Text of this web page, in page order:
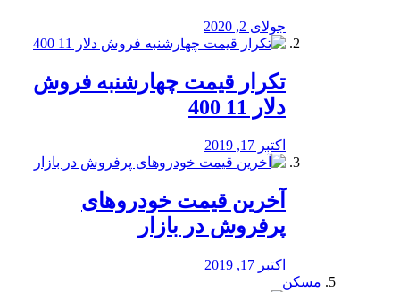
جولای 2, 2020
تکرار قیمت چهارشنبه فروش
دلار 11 400
اکتبر 17, 2019
آخرین قیمت خودرو‌های
پرفروش در بازار
اکتبر 17, 2019
مسکن